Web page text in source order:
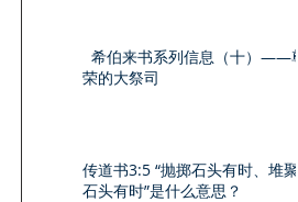
希伯来书系列信息（十）——尊
荣的大祭司
传道书3:5 “抛掷石头有时、堆聚
石头有时”是什么意思？